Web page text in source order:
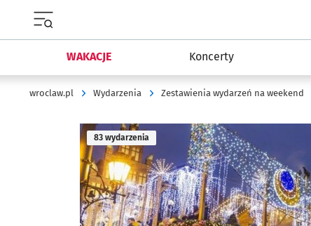
WAKACJE Koncerty
wroclaw.pl Wydarzenia Zestawienia wydarzeń na weekend
83 wydarzenia